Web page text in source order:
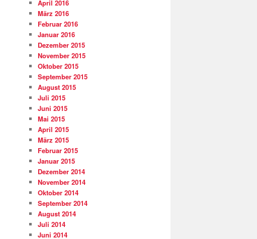
April 2016
März 2016
Februar 2016
Januar 2016
Dezember 2015
November 2015
Oktober 2015
September 2015
August 2015
Juli 2015
Juni 2015
Mai 2015
April 2015
März 2015
Februar 2015
Januar 2015
Dezember 2014
November 2014
Oktober 2014
September 2014
August 2014
Juli 2014
Juni 2014